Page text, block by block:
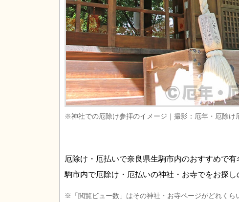
※神社での厄除け参拝のイメージ｜撮影：厄年・厄除け
厄除け・厄払いで奈良県生駒市内のおすすめで
駒市内で厄除け・厄払いの神社・お寺でをお探し
※「閲覧ビュー数」はその神社・お寺ページがどれく